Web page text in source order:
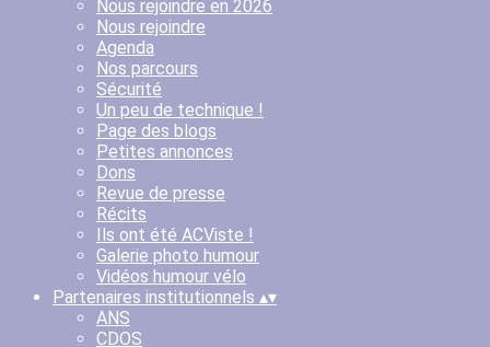
Nous rejoindre en 2026
Nous rejoindre
Agenda
Nos parcours
Sécurité
Un peu de technique !
Page des blogs
Petites annonces
Dons
Revue de presse
Récits
Ils ont été ACViste !
Galerie photo humour
Vidéos humour vélo
Partenaires institutionnels ▴▾
ANS
CDOS